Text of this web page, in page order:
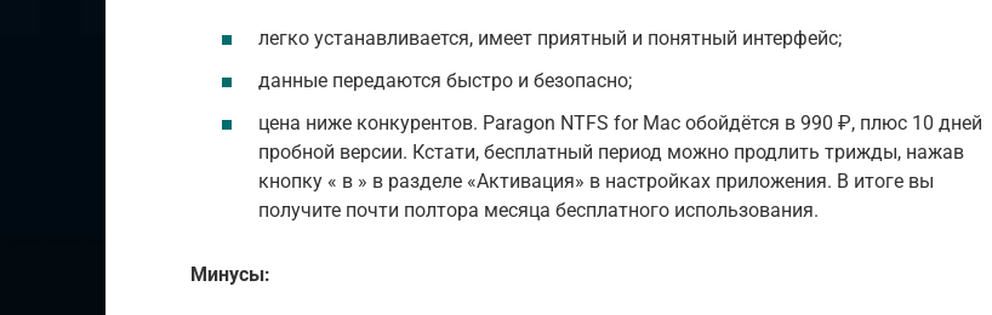
легко устанавливается, имеет приятный и понятный интерфейс;
данные передаются быстро и безопасно;
цена ниже конкурентов. Paragon NTFS for Mac обойдётся в 990 ₽, плюс 10 дней
пробной версии. Кстати, бесплатный период можно продлить трижды, нажав
кнопку « в » в разделе «Активация» в настройках приложения. В итоге вы
получите почти полтора месяца бесплатного использования.
Минусы: